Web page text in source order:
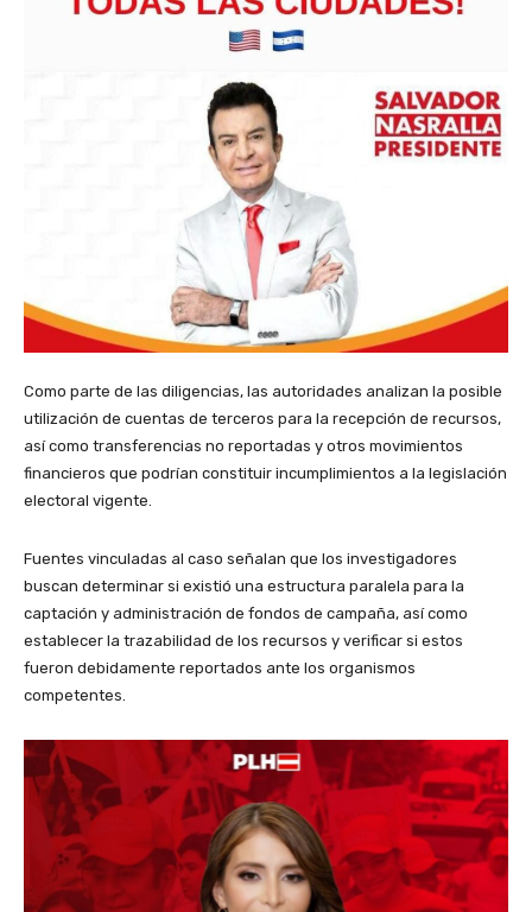
Como parte de las diligencias, las autoridades analizan la posible
utilización de cuentas de terceros para la recepción de recursos,
así como transferencias no reportadas y otros movimientos
financieros que podrían constituir incumplimientos a la legislación
electoral vigente.
Fuentes vinculadas al caso señalan que los investigadores
buscan determinar si existió una estructura paralela para la
captación y administración de fondos de campaña, así como
establecer la trazabilidad de los recursos y verificar si estos
fueron debidamente reportados ante los organismos
competentes.